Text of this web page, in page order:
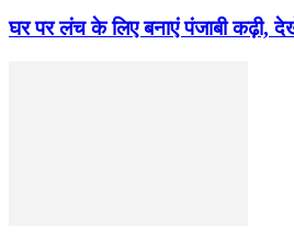
घर पर लंच के लिए बनाएं पंजाबी कढ़ी,